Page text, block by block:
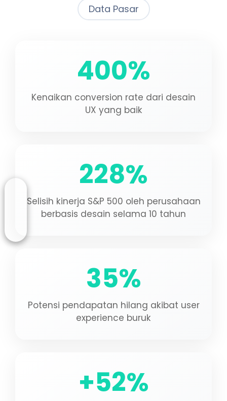
Data Pasar
400%
Kenaikan conversion rate dari desain
UX yang baik
228%
Selisih kinerja S&P 500 oleh perusahaan
berbasis desain selama 10 tahun
35%
Potensi pendapatan hilang akibat user
experience buruk
+52%